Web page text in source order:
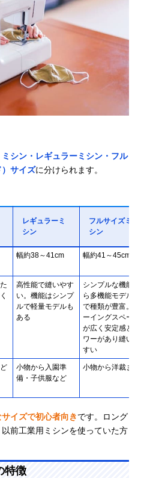
シン・レギュラーミシン・フル
サイズに分けられます。
レギュラーミ
シン
フルサイズミ
シン
幅約38～41cm 幅約41～45cm
高性能で縫いやす
い。機能はシンプ
ルで軽量モデルも
ある
シンプルな機能か
ら多機能モデルま
で種類が豊富。ソ
ーイングスペース
が広く安定感とパ
ワーがあり縫いや
すい
小物から入園準
備・子供服など
小物から洋裁まで
イズで初心者向きです。ロング
前工業用ミシンを使っていた方
特徴